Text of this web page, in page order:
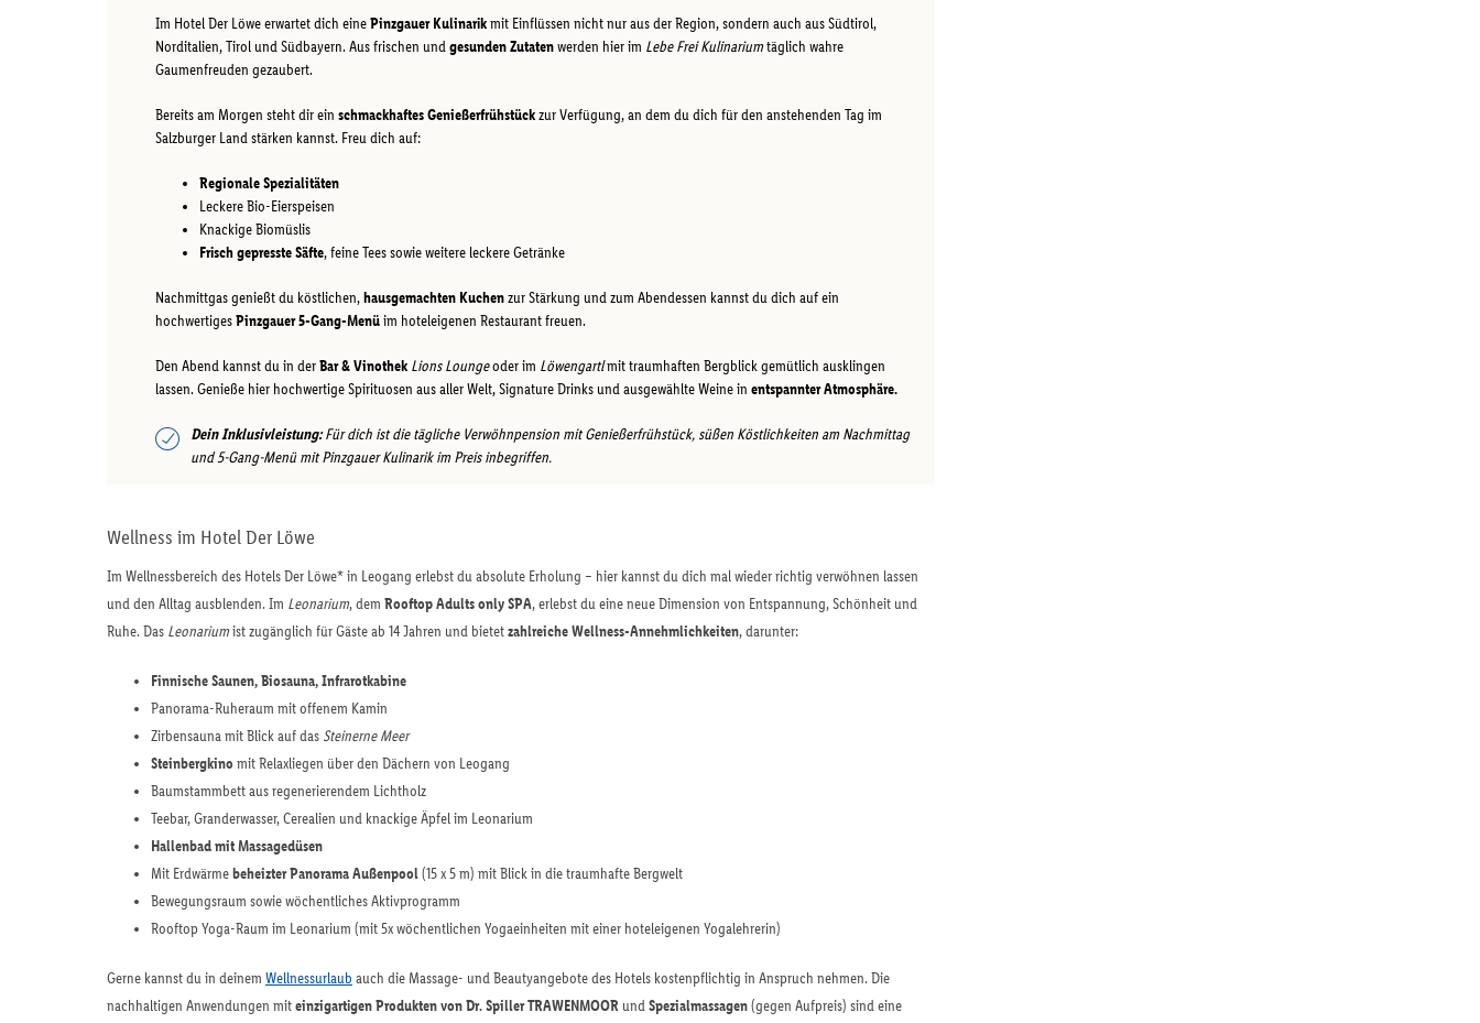
Im Hotel Der Löwe erwartet dich einePinzgauer Kulinarikmit Einflüssen nicht nur aus der Region, sondern auch aus Südtirol,
Norditalien, Tirol und Südbayern. Aus frischen undgesunden Zutatenwerden hier im Lebe Frei Kulinariumtäglich wahre
Gaumenfreuden gezaubert.
Bereits am Morgen steht dir ein schmackhaftes Genießerfrühstückzur Verfügung, an dem du dich für den anstehenden Tag im
Salzburger Land stärken kannst. Freu dich auf:
Regionale Spezialitäten
Leckere Bio-Eierspeisen
Knackige Biomüslis
Frisch gepresste Säfte, feine Tees sowie weitere leckere Getränke
Nachmittgas genießt du köstlichen,hausgemachten Kuchenzur Stärkung und zum Abendessen kannst du dich auf ein
hochwertigesPinzgauer 5-Gang-Menüim hoteleigenen Restaurant freuen.
Den Abend kannst du in derBar & Vinothek Lions Loungeoder im Löwengartlmit traumhaften Bergblick gemütlich ausklingen
lassen. Genieße hier hochwertige Spirituosen aus aller Welt, Signature Drinks und ausgewählte Weine in entspannter Atmosphäre.
Dein Inklusivleistung:Für dich ist die tägliche Verwöhnpension mit Genießerfrühstück, süßen Köstlichkeiten am Nachmittag
und 5-Gang-Menü mit Pinzgauer Kulinarik im Preis inbegriffen.
Wellness im Hotel Der Löwe
Im Wellnessbereich des Hotels Der Löwe* in Leogang erlebst du absolute Erholung – hier kannst du dich mal wieder richtig verwöhnen lassen
und den Alltag ausblenden. Im Leonarium, dem Rooftop Adults only SPA, erlebst du eine neue Dimension von Entspannung, Schönheit und
Ruhe. Das Leonariumist zugänglich für Gäste ab 14 Jahren und bietetzahlreiche Wellness-Annehmlichkeiten, darunter:
Finnische Saunen, Biosauna, Infrarotkabine
Panorama-Ruheraum mit offenem Kamin
Zirbensauna mit Blick auf das Steinerne Meer
Steinbergkino mit Relaxliegen über den Dächern von Leogang
Baumstammbett aus regenerierendem Lichtholz
Teebar, Granderwasser, Cerealien und knackige Äpfel im Leonarium
Hallenbad mit Massagedüsen
Mit Erdwärmebeheizter Panorama Außenpool(15 x 5 m) mit Blick in die traumhafte Bergwelt
Bewegungsraum sowie wöchentliches Aktivprogramm
Rooftop Yoga-Raum im Leonarium (mit 5x wöchentlichen Yogaeinheiten mit einer hoteleigenen Yogalehrerin)
Gerne kannst du in deinem Wellnessurlaub auch die Massage- und Beautyangebote des Hotels kostenpflichtig in Anspruch nehmen. Die
nachhaltigen Anwendungen miteinzigartigen Produkten von Dr. Spiller TRAWENMOOR undSpezialmassagen(gegen Aufpreis) sind eine